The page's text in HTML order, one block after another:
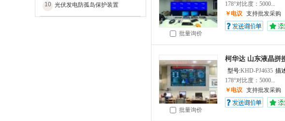
10 光伏发电防孤岛保护装置
批量询价
178°对比度：5000...
￥电议 支持批发采购
批量询价
柯华达 山东液晶拼
型号:KHD-PJ4635 描
178°对比度：5000...
￥电议 支持批发采购